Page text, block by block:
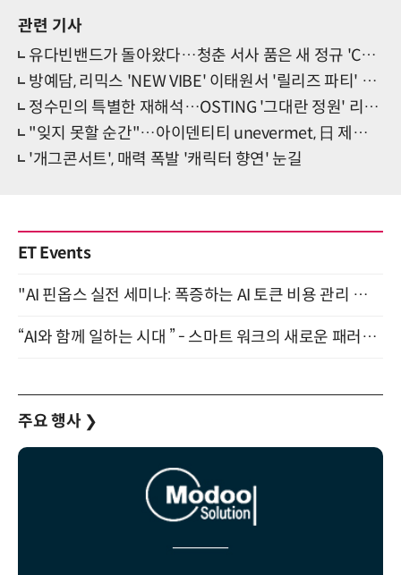
관련 기사
유다빈밴드가 돌아왔다…청춘 서사 품은 새 정규 'CODA'
방예담, 리믹스 'NEW VIBE' 이태원서 '릴리즈 파티' 개최
정수민의 특별한 재해석…OSTING '그대란 정원' 리메이크
"잊지 못할 순간"…아이덴티티 unevermet, 日 제대로 홀렸다
'개그콘서트', 매력 폭발 '캐릭터 향연' 눈길
ET Events
"AI 핀옵스 실전 세미나: 폭증하는 AI 토큰 비용 관리 전략" 8월 21일 개최
“AI와 함께 일하는 시대 ” - 스마트 워크의 새로운 패러다임 (9/11)
주요 행사 ❯